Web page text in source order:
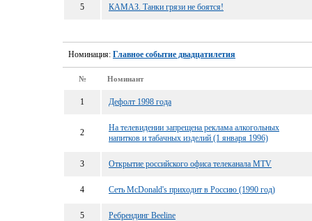
5 КАМАЗ. Танки грязи не боятся!
Номинация: Главное событие двадцатилетия
№ Номинант
1 Дефолт 1998 года
2
На телевидении запрещена реклама алкогольных
напитков и табачных изделий (1 января 1996)
3 Открытие российского офиса телеканала MTV
4 Сеть McDonald's приходит в Россию (1990 год)
5 Ребрендинг Beeline